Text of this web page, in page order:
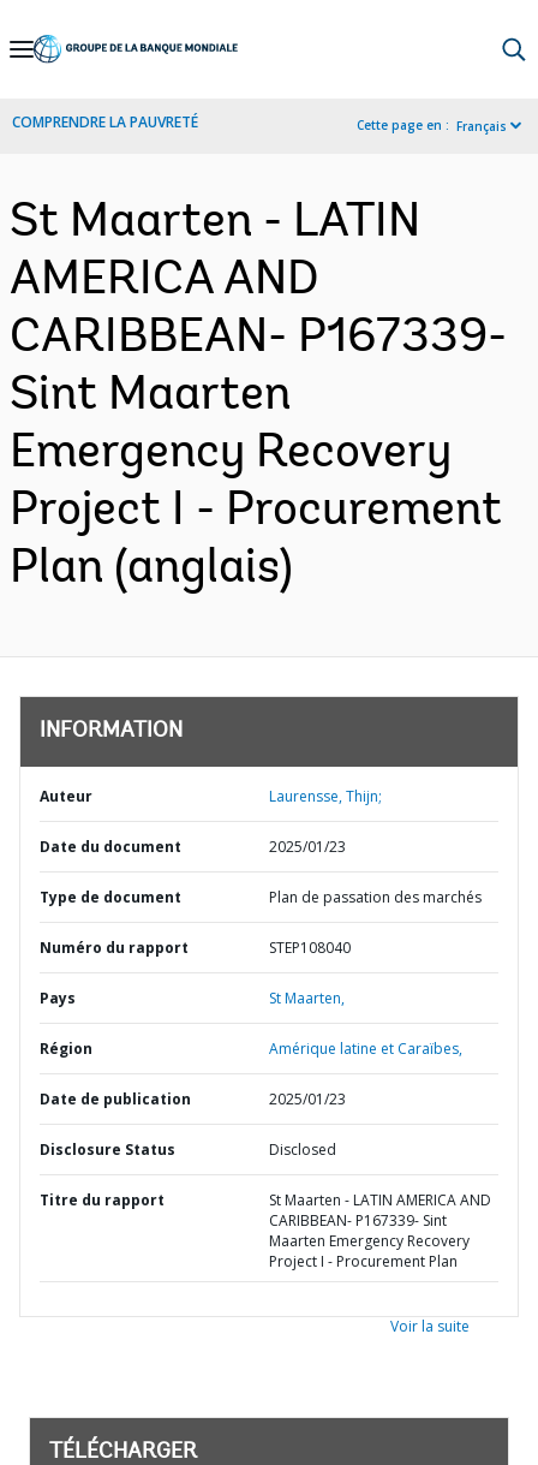
Skip
Navigation
COMPRENDRE LA PAUVRETÉ Cette page en : Français
St Maarten - LATIN
AMERICA AND
CARIBBEAN- P167339-
Sint Maarten
Emergency Recovery
Project I - Procurement
Plan (anglais)
INFORMATION
Auteur Laurensse, Thijn;
Date du document 2025/01/23
Type de document Plan de passation des marchés
Numéro du rapport STEP108040
Pays St Maarten,
Région Amérique latine et Caraïbes,
Date de publication 2025/01/23
Disclosure Status Disclosed
Titre du rapport
St Maarten - LATIN AMERICA AND
CARIBBEAN- P167339- Sint
Maarten Emergency Recovery
Project I - Procurement Plan
Voir la suite
TÉLÉCHARGER